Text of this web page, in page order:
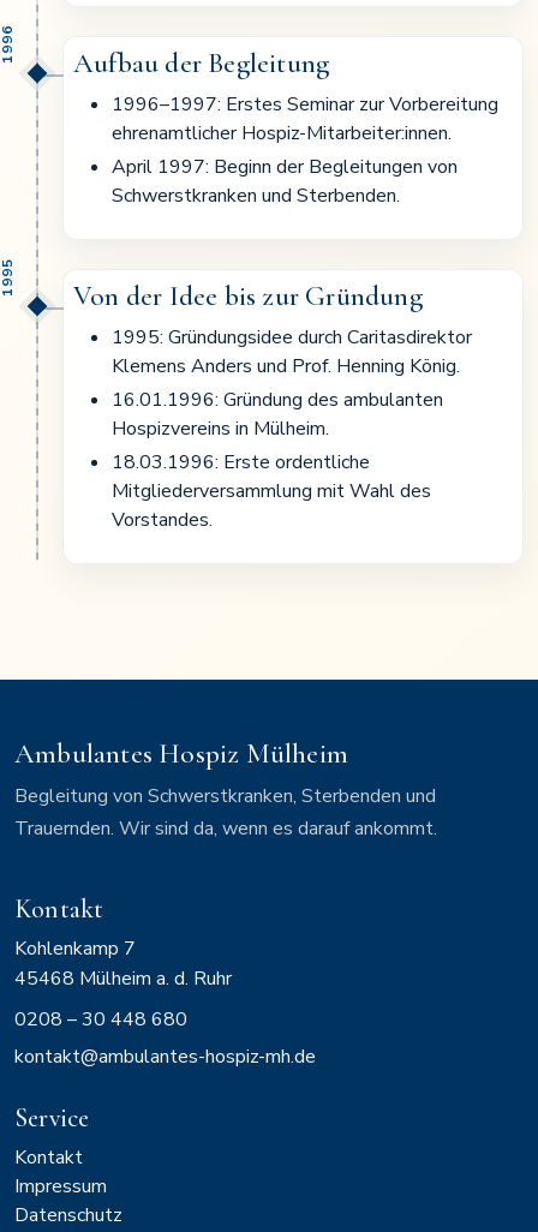
Aufbau der Begleitung
1996–1997: Erstes Seminar zur Vorbereitung
ehrenamtlicher Hospiz-Mitarbeiter:innen.
April 1997: Beginn der Begleitungen von
Schwerstkranken und Sterbenden.
Von der Idee bis zur Gründung
1995: Gründungsidee durch Caritasdirektor
Klemens Anders und Prof. Henning König.
16.01.1996: Gründung des ambulanten
Hospizvereins in Mülheim.
18.03.1996: Erste ordentliche
Mitgliederversammlung mit Wahl des
Vorstandes.
Ambulantes Hospiz Mülheim
Begleitung von Schwerstkranken, Sterbenden und
Trauernden. Wir sind da, wenn es darauf ankommt.
Kontakt
Kohlenkamp 7
45468 Mülheim a. d. Ruhr
0208 – 30 448 680
kontakt@ambulantes-hospiz-mh.de
Service
Kontakt
Impressum
Datenschutz